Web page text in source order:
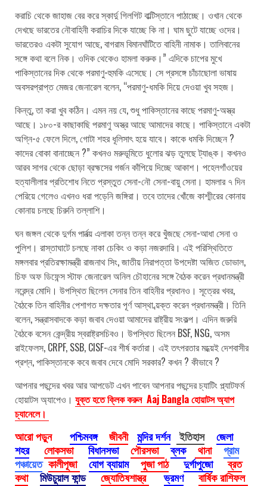
করাচি থেকে জাহাজ বের করে স্কার্দু গিলগিট বাল্টিস্তানে পাঠাচ্ছে। ওখান থেকে
দেখছে ভারতের নৌবাহিনী করাচির দিকে যাচ্ছে কি না। ঘাম ছুটে যাচ্ছে ওদের।
ভারতেরও একটা সুযোগ আছে, বাগরাম বিমানঘাঁটিতে বাহিনী নামাক। তালিবানের
সঙ্গে কথা বলে নিক। ওদিক থেকেও হামলা করুক।” এদিকে চাপের মুখে
পাকিস্তানের দিক থেকে পরমাণু-হুমকি এসেছে। সে প্রসঙ্গে চাঁচাছোলা ভাষায়
অবসরপ্রাপ্ত মেজর জেনারেল বলেন, “পরমাণু-ধমকি দিয়ে দেওয়া খুব সহজ।
কিন্তু, তা করা খুব কঠিন। এমন নয় যে, শুধু পাকিস্তানের কাছে পরমাণু-অস্ত্র
আছে। ১৮০-র কাছাকাছি পরমাণু অস্ত্র আছে আমাদের কাছে। পাকিস্তানে একটা
অগ্নি-৫ ফেলে দিলে, গোটা শহর ধূলিসাৎ হয়ে যাবে। কাকে ধমকি দিচ্ছেন ?
কাদের বোকা বানাচ্ছেন ?” কখনও মরুভূমিতে ধুলোর ঝড় তুলছে ট্যাঙ্ক। কখনও
আরব সাগর থেকে ছোড়া ব্রহ্মসের গর্জন কাঁপিয়ে দিচ্ছে আকাশ। পহেলগাঁওয়ের
হত্যালীলার প্রতিশোধ নিতে প্রস্তুত সেনা-নৌ সেনা-বায়ু সেনা। হামলার ৭ দিন
পেরিয়ে গেলেও এখনও ধরা পড়েনি জঙ্গিরা। তবে তাদের খোঁজে কাশ্মীরের কোনায়
কোনায় চলছে চিরুনি তল্লাশি।
ঘন জঙ্গল থেকে দুর্গম পার্বত্য় এলাকা তন্ন তন্ন করে খুঁজছে সেনা-আধা সেনা ও
পুলিশ। রাস্তাঘাটে চলছে নাকা চেকিং ও কড়া নজরদারি। এই পরিস্থিতিতে
মঙ্গলবার প্রতিরক্ষামন্ত্রী রাজনাথ সিং, জাতীয় নিরাপত্তা উপদেষ্টা অজিত ডোভাল,
চিফ অফ ডিফেন্স স্টাফ জেনারেল অনিল চৌহানের সঙ্গে বৈঠক করেন প্রধানমন্ত্রী
নরেন্দ্র মোদি। উপস্থিত ছিলেন সেনার তিন বাহিনীর প্রধানও। সূত্রের খবর,
বৈঠকে তিন বাহিনীর পেশাগত দক্ষতার পূর্ণ আস্থা ব্য়ক্ত করেন প্রধানমন্ত্রী। তিনি
বলেন, সন্ত্রাসবাদকে কড়া জবাব দেওয়া আমাদের রাষ্ট্রীয় সংকল্প। এদিন জরুরি
বৈঠকে বসেন কেন্দ্রীয় স্বরাষ্ট্রসচিবও। উপস্থিত ছিলেন BSF, NSG, অসম
রাইফেলস, CRPF, SSB, CISF-এর শীর্ষ কর্তারা। এই তৎপরতার মধ্য়েই দেশবাসীর
প্রশ্ন, পাকিস্তানকে কবে জবাব দেবে মোদি সরকার? কখন ? কীভাবে ?
আপনার পছন্দের খবর আর আপডেট এখন পাবেন আপনার পছন্দের চ্যাটিং প্ল্যাটফর্ম
হোয়াটস অ্যাপেও। যুক্ত হতে ক্লিক করুন Aaj Bangla হোয়াটস অ্যাপ
চ্যানেলে।
আরো পড়ুন পশ্চিমবঙ্গ জীবনী মন্দির দর্শন ইতিহাস
জেলা
শহর
লোকসভা বিধানসভা পৌরসভা ব্লক থানা
গ্রাম
পঞ্চায়েত কালীপূজা যোগ ব্যায়াম পুজা পাঠ দুর্গাপুজো
ব্রত
কথা
মিউচুয়াল ফান্ড জ্যোতিষশাস্ত্র ভ্রমণ
বার্ষিক রাশিফল